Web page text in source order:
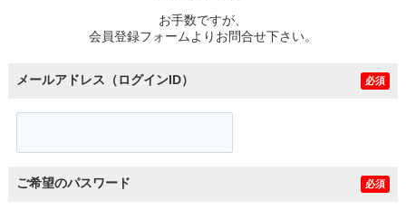
お手数ですが、
会員登録フォームよりお問合せ下さい。
メールアドレス（ログインID） 必須
ご希望のパスワード 必須